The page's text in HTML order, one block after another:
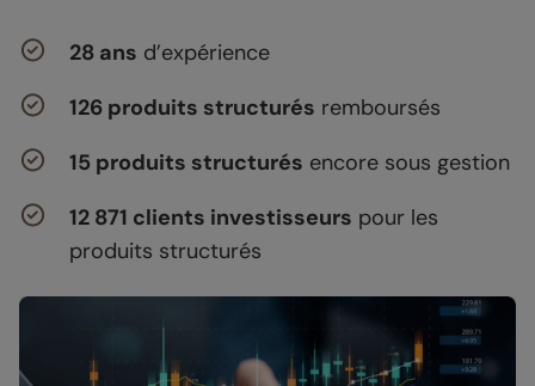
28 ans d’expérience
126 produits structurés remboursés
15 produits structurés encore sous gestion
12 871 clients investisseurs pour les
produits structurés